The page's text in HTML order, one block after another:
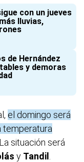
con un jueves
lluvias,
de Hernández
y demoras
el domingo será
temperatura
. La situación será
y Tandil